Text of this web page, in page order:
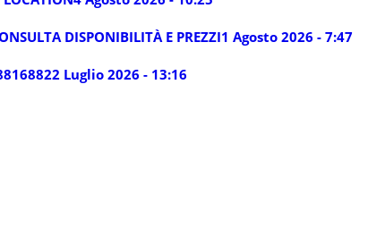
DISPONIBILITÀ E PREZZI1 Agosto 2026 - 7:47
22 Luglio 2026 - 13:16